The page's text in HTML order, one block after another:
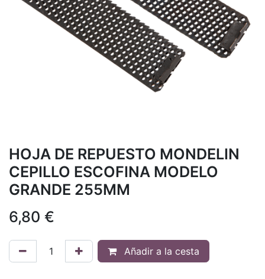
HOJA DE REPUESTO MONDELIN
CEPILLO ESCOFINA MODELO
GRANDE 255MM
6,80 €
Añadir a la cesta